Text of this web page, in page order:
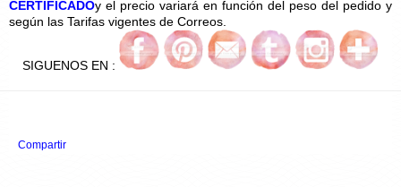
CERTIFICADOy el precio variará en función del peso del pedido y
según las Tarifas vigentes de Correos.
SIGUENOS EN :
Compartir